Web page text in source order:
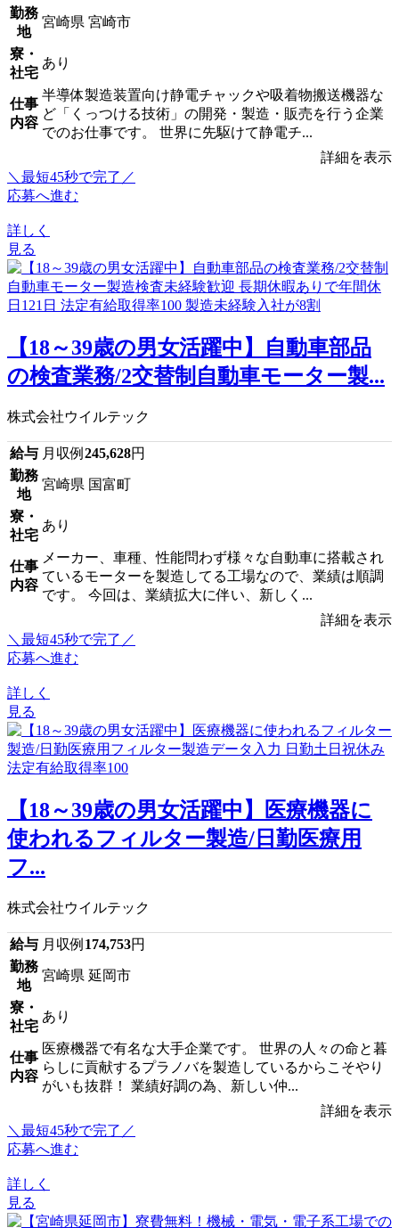
勤務
地
宮崎県 宮崎市
寮・
社宅
あり
仕事
内容
半導体製造装置向け静電チャックや吸着物搬送機器な
ど「くっつける技術」の開発・製造・販売を行う企業
でのお仕事です。 世界に先駆けて静電チ...
詳細を表示
＼最短45秒で完了／
応募へ進む
詳しく
見る
【18～39歳の男女活躍中】自動車部品
の検査業務/2交替制自動車モーター製...
株式会社ウイルテック
給与 月収例 245,628円
勤務
地
宮崎県 国富町
寮・
社宅
あり
仕事
内容
メーカー、車種、性能問わず様々な自動車に搭載され
ているモーターを製造してる工場なので、業績は順調
です。 今回は、業績拡大に伴い、新しく...
詳細を表示
＼最短45秒で完了／
応募へ進む
詳しく
見る
【18～39歳の男女活躍中】医療機器に
使われるフィルター製造/日勤医療用
フ...
株式会社ウイルテック
給与 月収例 174,753円
勤務
地
宮崎県 延岡市
寮・
社宅
あり
仕事
内容
医療機器で有名な大手企業です。 世界の人々の命と暮
らしに貢献するプラノバを製造しているからこそやり
がいも抜群！ 業績好調の為、新しい仲...
詳細を表示
＼最短45秒で完了／
応募へ進む
詳しく
見る